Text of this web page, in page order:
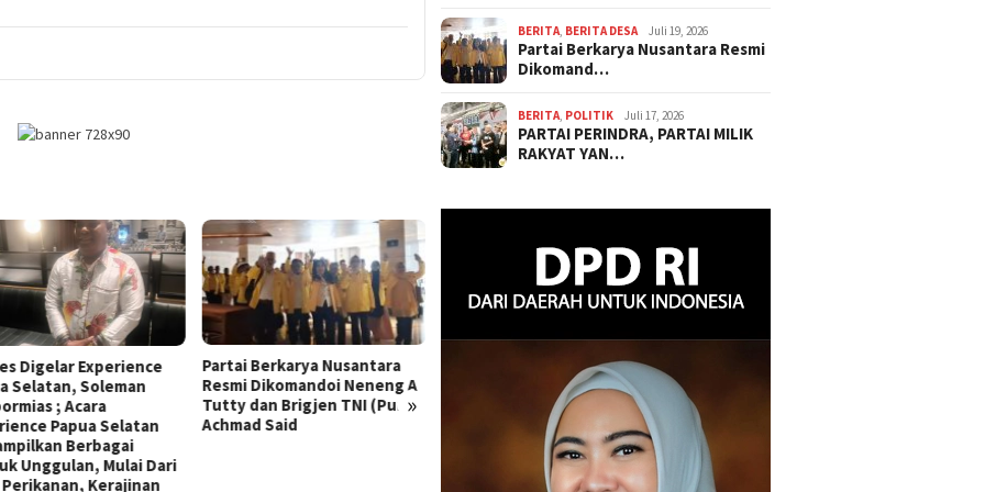
»
Berkarya Nusantara
Dikomandoi Neneng A
Brigjen TNI (Purn)
Said
PARTAI PERINDRA, PARTAI
MILIK RAKYAT YANG TERBUKA
BAGI SELURUH LINTAS
GENERASI
Elhan Zakaria : Sambut Era
Baru Pasar Karbon
Ke Kementerian Kehutanan
BERITA, BERITA DESA Juli 19, 2026
Partai Berkarya Nusantara Resmi
Dikomand…
BERITA, POLITIK Juli 17, 2026
PARTAI PERINDRA, PARTAI MILIK
RAKYAT YAN…